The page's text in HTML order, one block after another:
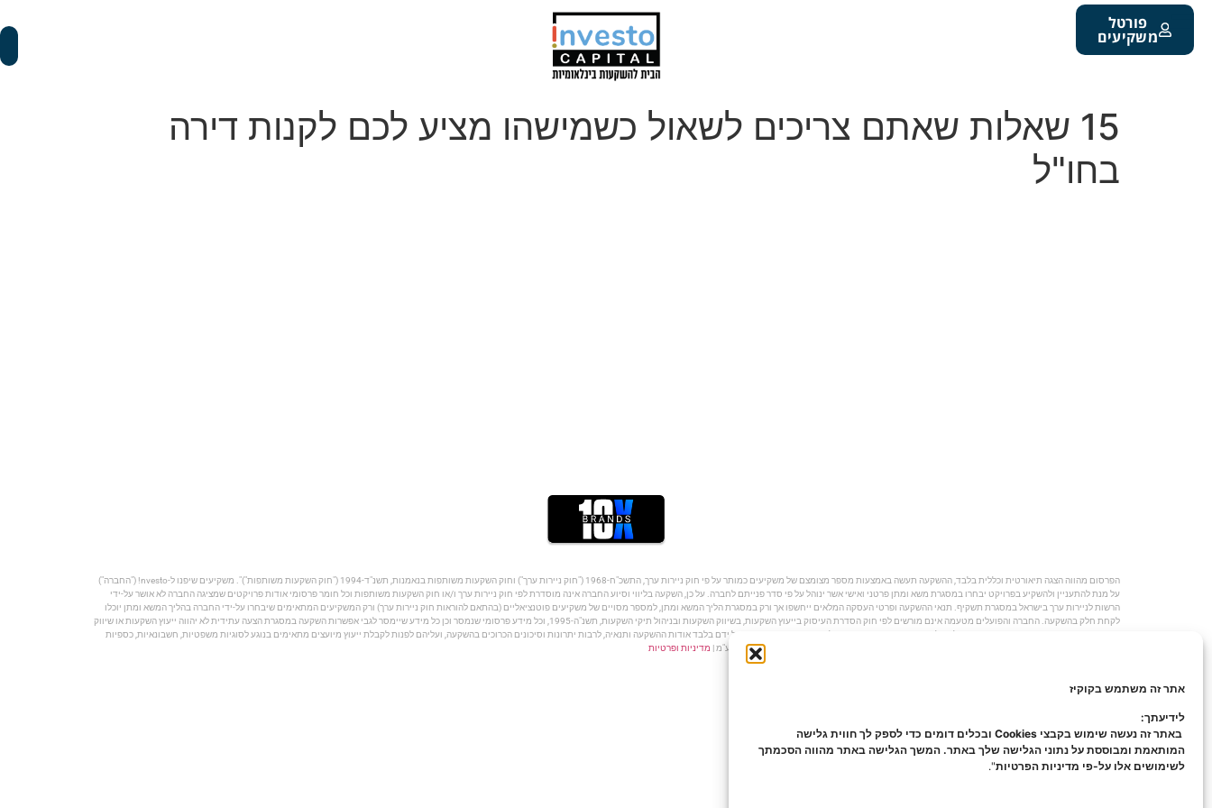
אתר זה משתמש בקוקיז
לידיעתך:
באתר זה נעשה שימוש בקבצי Cookies ובכלים דומים כדי לספק לך חווית גלישה
המותאמת ומבוססת על נתוני הגלישה שלך באתר. המשך הגלישה באתר מהווה הסכמתך
לשימושים אלו על-פי מדיניות הפרטיות".
פורטל
משקיעים
15 שאלות שאתם צריכים לשאול כשמישהו מציע לכם לקנות דירה
בחו"ל
הפרסום מהווה הצגה תיאורטית וכללית בלבד, ההשקעה תעשה באמצעות מספר מצומצם של משקיעים כמותר על פי חוק ניירות ערך, התשכ"ח-1968 ("חוק ניירות ערך") וחוק השקעות משותפות בנאמנות, תשנ"ד-1994 ("חוק השקעות משותפות")". משקיעים שיפנו ל-nvesto! ("החברה")
על מנת להתעניין ולהשקיע בפרויקט יבחרו במסגרת משא ומתן פרטני ואישי אשר ינוהל על פי סדר פנייתם לחברה. על כן, השקעה בליווי וסיוע החברה אינה מוסדרת לפי חוק ניירות ערך ו/או חוק השקעות משותפות וכל חומר פרסומי אודות פרויקטים שמציגה החברה לא אושר על-ידי
הרשות לניירות ערך בישראל במסגרת תשקיף. תנאי ההשקעה ופרטי העסקה המלאים ייחשפו אך ורק במסגרת הליך המשא ומתן, למספר מסויים של משקיעים פוטנציאליים (בהתאם להוראות חוק ניירות ערך) ורק המשקיעים המתאימים שיבחרו על-ידי החברה בהליך המשא ומתן יוכלו
לקחת חלק בהשקעה. החברה והפועלים מטעמה אינם מורשים לפי חוק הסדרת העיסוק בייעוץ השקעות, בשיווק השקעות ובניהול תיקי השקעות, תשנ"ה-1995, וכל מידע פרסומי שנמסר וכן כל מידע שיימסר לגבי אפשרות השקעה במסגרת הצעה עתידית לא יהווה ייעוץ השקעות או שיווק
השקעות כהגדרתם בחוק. משקיעים אשר החליטו להשקיע בפרויקט יעשו זאת על סמך בדיקה שהתבצעה על ידם בלבד אודות ההשקעה ותנאיה, לרבות יתרונות וסיכונים הכרוכים בהשקעה, ועליהם לפנות לקבלת ייעוץ מיועצים מתאימים בנוגע לסוגיות משפטיות, חשבונאיות, כספיות
מדיניות ופרטיות